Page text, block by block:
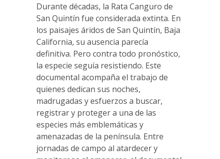
Durante décadas, la Rata Canguro de
San Quintín fue considerada extinta. En
los paisajes áridos de San Quintín, Baja
California, su ausencia parecía
definitiva. Pero contra todo pronóstico,
la especie seguía resistiendo. Este
documental acompaña el trabajo de
quienes dedican sus noches,
madrugadas y esfuerzos a buscar,
registrar y proteger a una de las
especies más emblemáticas y
amenazadas de la península. Entre
jornadas de campo al atardecer y